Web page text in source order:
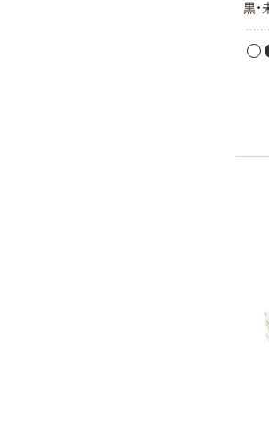
黒
も
ク